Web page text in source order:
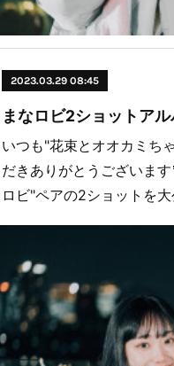
2023.03.29 08:45
まなロビ2ショットア
いつも"花束とオオカミち
だきありがとうございま
ロビ"ペアの2ショットを